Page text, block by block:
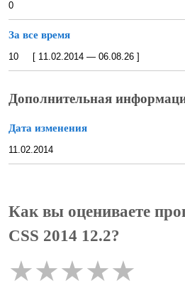
0
За все время
10 [ 11.02.2014 — 06.08.26 ]
Дополнительная
Дата изменения
11.02.2014
Как вы оцениваете
CSS 2014 12.2?
★★★★★